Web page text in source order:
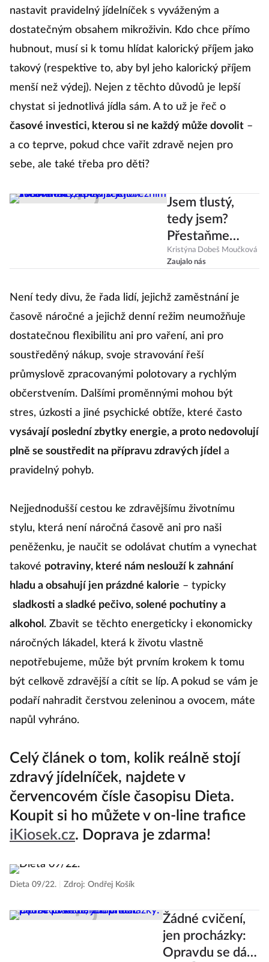
nastavit pravidelný jídelníček s vyváženým a
dostatečným obsahem mikroživin. Kdo chce přímo
hubnout, musí si k tomu hlídat kalorický příjem jako
takový (respektive to, aby byl jeho kalorický příjem
menší než výdej). Nejen z těchto důvodů je lepší
chystat si jednotlivá jídla sám. A to už je řeč o
časové investici, kterou si ne každý může dovolit –
a co teprve, pokud chce vařit zdravě nejen pro
sebe, ale také třeba pro děti?
Jsem tlustý,
tedy jsem?
Přestaňme
nenávist k
obézním
péči o jejich
zdraví
Kristýna Dobeš Moučková
Zaujalo nás
Není tedy divu, že řada lidí, jejichž zaměstnání je
časově náročné a jejichž denní režim neumožňuje
dostatečnou flexibilitu ani pro vaření, ani pro
soustředěný nákup, svoje stravování řeší
průmyslově zpracovanými polotovary a rychlým
občerstvením. Dalšími proměnnými mohou být
stres, úzkosti a jiné psychické obtíže, které často
vysávají poslední zbytky energie, a proto nedovolují
plně se soustředit na přípravu zdravých jídel a
pravidelný pohyb.
Nejjednodušší cestou ke zdravějšímu životnímu
stylu, která není náročná časově ani pro naši
peněženku, je naučit se odolávat chutím a vynechat
takové potraviny, které nám neslouží k zahnání
hladu a obsahují jen prázdné kalorie – typicky
sladkosti a sladké pečivo, solené pochutiny a
alkohol . Zbavit se těchto energeticky i ekonomicky
náročných lákadel, která k životu vlastně
nepotřebujeme, může být prvním krokem k tomu
být celkově zdravější a cítit se líp. A pokud se vám je
podaří nahradit čerstvou zeleninou a ovocem, máte
napůl vyhráno.
Celý článek o tom, kolik reálně stojí
zdravý jídelníček, najdete v
červencovém čísle časopisu Dieta.
Koupit si ho můžete v on-line trafice
iKiosek.cz. Doprava je zdarma!
Dieta 09/22. Zdroj: Ondřej Košík
Žádné cvičení,
jen procházky:
Opravdu se dá